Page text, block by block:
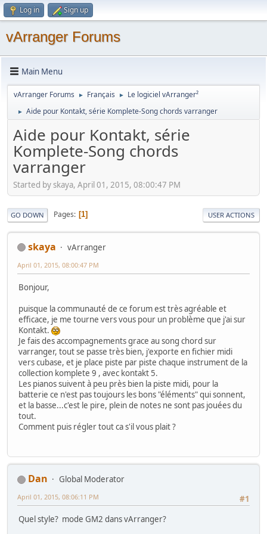
Log in Sign up
vArranger Forums
Main Menu
vArranger Forums ► Français ► Le logiciel vArranger²
► Aide pour Kontakt, série Komplete-Song chords varranger
Aide pour Kontakt, série
Komplete-Song chords
varranger
Started by skaya, April 01, 2015, 08:00:47 PM
GO DOWN Pages 1 USER ACTIONS
skaya vArranger
April 01, 2015, 08:00:47 PM
Bonjour,
puisque la communauté de ce forum est très agréable et
efficace, je me tourne vers vous pour un problème que j'ai sur
Kontakt.
Je fais des accompagnements grace au song chord sur
varranger, tout se passe très bien, j'exporte en fichier midi
vers cubase, et je place piste par piste chaque instrument de la
collection komplete 9 , avec kontakt 5.
Les pianos suivent à peu près bien la piste midi, pour la
batterie ce n'est pas toujours les bons "éléments" qui sonnent,
et la basse...c'est le pire, plein de notes ne sont pas jouées du
tout.
Comment puis régler tout ca s'il vous plait ?
Dan
Global Moderator
#1
April 01, 2015, 08:06:11 PM
Quel style? mode GM2 dans vArranger?